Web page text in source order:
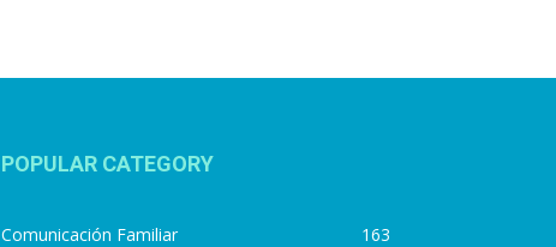
POPULAR CATEGORY
Comunicación Familiar
163